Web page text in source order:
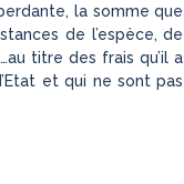
la somme que
de l’espèce, de
titre des frais qu’il a
et qui ne sont pas